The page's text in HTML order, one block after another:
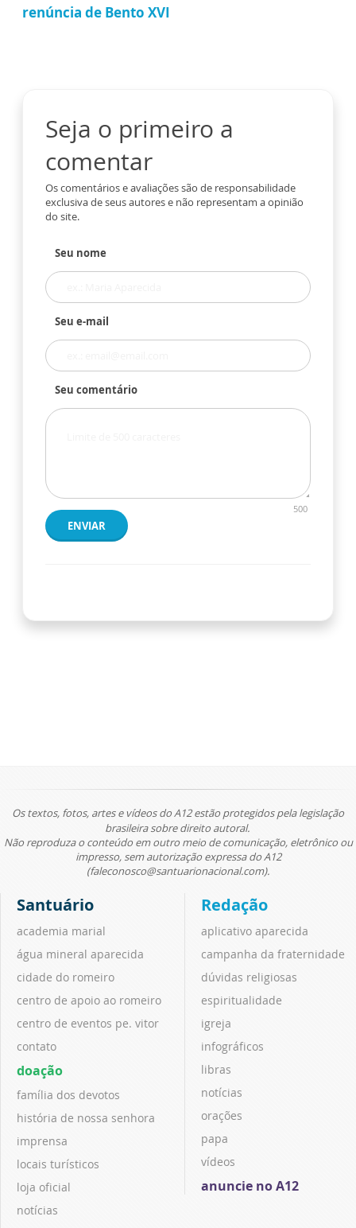
renúncia de Bento XVI
Seja o primeiro a
comentar
Os comentários e avaliações são de responsabilidade
exclusiva de seus autores e não representam a opinião
do site.
Seu nome
Seu e-mail
Seu comentário
500
ENVIAR
Os textos, fotos, artes e vídeos do A12 estão protegidos pela legislação
brasileira sobre direito autoral.
Não reproduza o conteúdo em outro meio de comunicação, eletrônico ou
impresso, sem autorização expressa do A12
(faleconosco@santuarionacional.com).
Santuário
academia marial
água mineral aparecida
cidade do romeiro
centro de apoio ao romeiro
centro de eventos pe. vitor
contato
doação
família dos devotos
história de nossa senhora
imprensa
locais turísticos
loja oficial
notícias
Redação
aplicativo aparecida
campanha da fraternidade
dúvidas religiosas
espiritualidade
igreja
infográficos
libras
notícias
orações
papa
vídeos
anuncie no A12